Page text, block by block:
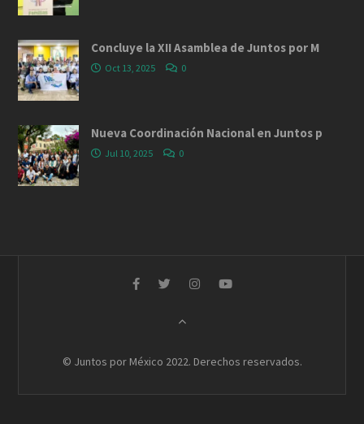
Concluye la XII Asamblea de Juntos por M
Oct 13, 2025 0
Nueva Coordinación Nacional en Juntos p
Jul 10, 2025 0
© Juntos por México 2022. Derechos reservados.